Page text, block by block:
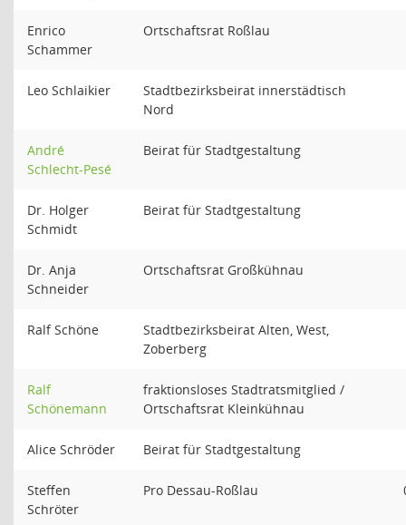
Enrico
Schammer
Ortschaftsrat Roßlau
Leo Schlaikier
Stadtbezirksbeirat innerstädtisch
Nord
André
Schlecht-Pesé
Beirat für Stadtgestaltung
Dr. Holger
Schmidt
Beirat für Stadtgestaltung
Dr. Anja
Schneider
Ortschaftsrat Großkühnau
Ralf Schöne
Stadtbezirksbeirat Alten, West,
Zoberberg
Ralf
Schönemann
fraktionsloses Stadtratsmitglied /
Ortschaftsrat Kleinkühnau
Alice Schröder Beirat für Stadtgestaltung
Steffen
Schröter
Pro Dessau-Roßlau